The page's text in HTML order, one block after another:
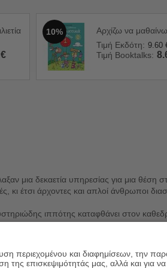
€
10%
Αρχίζω να μαθαίνω
Τιμή Εκδότη: 9.60
Τιμή Booktalks:
μια δεκαετία υπηρεσίας για μια θέση
έτσι άρχοντες και απλοί άνθρωποι
ιππότης καταφθάνει στον
αρχίζουν να εξαφανίζονται, η
οι θεοί κατέχουν τις απαντήσεις
περιεχομένου και διαφημίσεων, την
της επισκεψιμότητάς μας, αλλά και για